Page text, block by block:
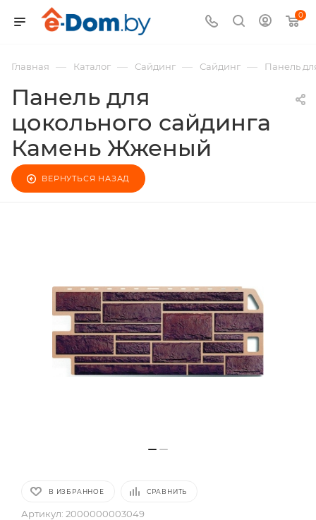
0
Главная — Каталог — Сайдинг — Сайдинг — Панель
Панель для
цокольного сайдинга
Камень Жженый
ВЕРНУТЬСЯ НАЗАД
В ИЗБРАННОЕ СРАВНИТЬ
Артикул: 2000000003049